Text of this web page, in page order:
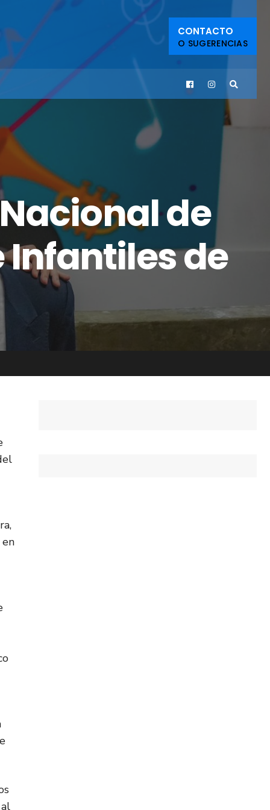
CONTACTO
O SUGERENCIAS
de
Infantiles de